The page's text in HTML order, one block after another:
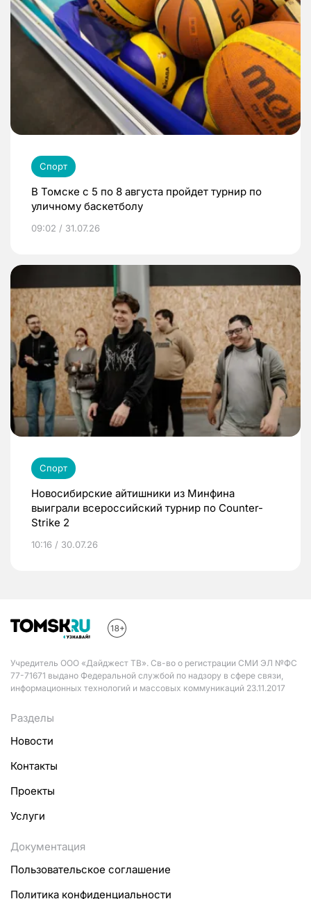
Спорт
В Томске с 5 по 8 августа пройдет турнир по
уличному баскетболу
09:02 / 31.07.26
Спорт
Новосибирские айтишники из Минфина
выиграли всероссийский турнир по Counter-
Strike 2
10:16 / 30.07.26
Учредитель ООО «Дайджест ТВ». Св-во о регистрации СМИ ЭЛ №ФС
77-71671 выдано Федеральной службой по надзору в сфере связи,
информационных технологий и массовых коммуникаций 23.11.2017
Разделы
Новости
Контакты
Проекты
Услуги
Документация
Пользовательское соглашение
Политика конфиденциальности